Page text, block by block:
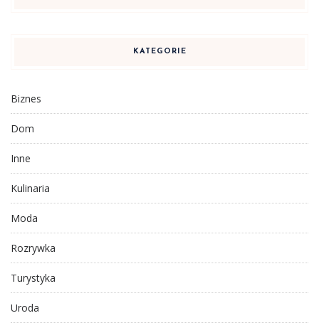
KATEGORIE
Biznes
Dom
Inne
Kulinaria
Moda
Rozrywka
Turystyka
Uroda